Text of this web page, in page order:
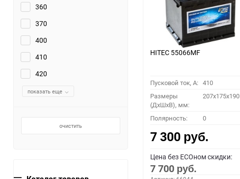
360
370
400
410
420
показать еще
очистить
HITEC 55066MF
Пусковой ток, A: 410
Размеры
(ДхШхВ), мм:
207x175x190
Полярность: 0
7 300 руб.
Цена без ECOном скидки:
7 700 руб.